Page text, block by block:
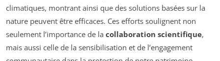
climatiques, montrant ainsi que des solutions basées sur la
nature peuvent être efficaces. Ces efforts soulignent non
seulement l’importance de la collaboration scientifique,
mais aussi celle de la sensibilisation et de l’engagement